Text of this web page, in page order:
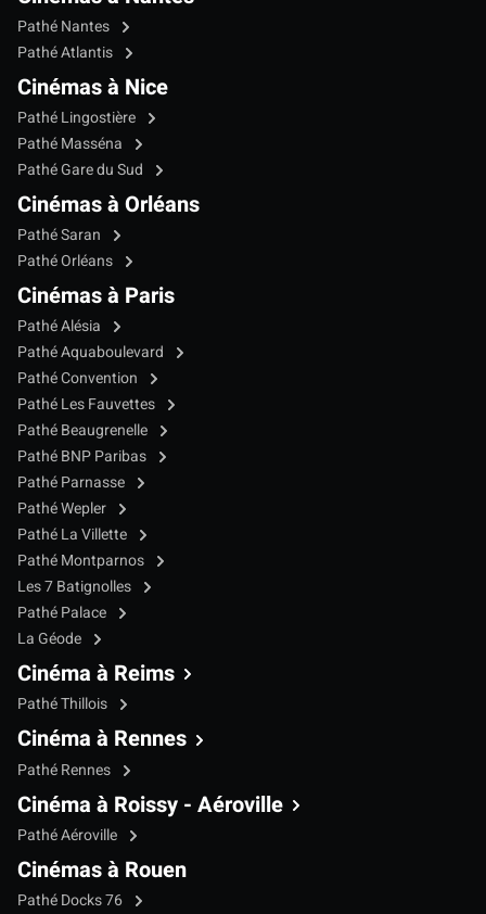
Pathé Nantes
Pathé Atlantis
Cinémas à Nice
Pathé Lingostière
Pathé Masséna
Pathé Gare du Sud
Cinémas à Orléans
Pathé Saran
Pathé Orléans
Cinémas à Paris
Pathé Alésia
Pathé Aquaboulevard
Pathé Convention
Pathé Les Fauvettes
Pathé Beaugrenelle
Pathé BNP Paribas
Pathé Parnasse
Pathé Wepler
Pathé La Villette
Pathé Montparnos
Les 7 Batignolles
Pathé Palace
La Géode
Cinéma à Reims
Pathé Thillois
Cinéma à Rennes
Pathé Rennes
Cinéma à Roissy - Aéroville
Pathé Aéroville
Cinémas à Rouen
Pathé Docks 76